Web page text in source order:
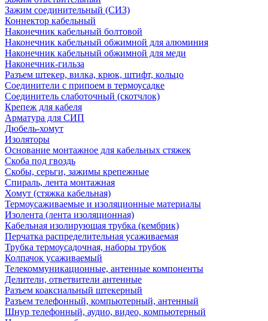
Зажим соединительный (СИЗ)
Коннектор кабельный
Наконечник кабельный болтовой
Наконечник кабельный обжимной для алюминия
Наконечник кабельный обжимной для меди
Наконечник-гильза
Разъем штекер, вилка, крюк, штифт, кольцо
Соединители с припоем в термоусадке
Соединитель слаботочный (скотчлок)
Крепеж для кабеля
Арматура для СИП
Дюбель-хомут
Изоляторы
Основание монтажное для кабельных стяжек
Скоба под гвоздь
Скобы, серьги, зажимы крепежные
Спираль, лента монтажная
Хомут (стяжка кабельная)
Термоусаживаемые и изоляционные материалы
Изолента (лента изоляционная)
Кабельная изолирующая трубка (кембрик)
Перчатка распределительная усаживаемая
Трубка термоусадочная, наборы трубок
Колпачок усаживаемый
Телекоммуникационные, антенные компоненты
Делители, ответвители антенные
Разъем коаксиальный штекерный
Разъем телефонный, компьютерный, антенный
Шнур телефонный, аудио, видео, компьютерный